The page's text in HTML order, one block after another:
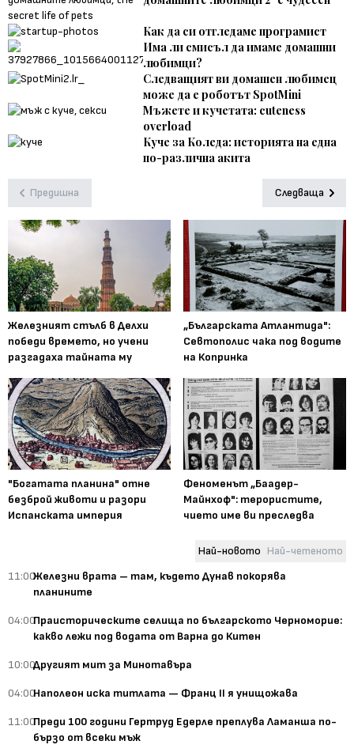
Как да си отгледаме програмист
Има ли смисъл да имаме домашни
любимци?
Следващият ви домашен любимец
може да е роботът SpotMini
Мъжете и кучетата: cuteness
overload
Куче за Коледа: историята на една
по-различна акита
Предишна Следваща
Железният стълб в Делхи
победи времето, но учени
разгадаха тайната му
„Българската Атлантида":
Севтополис чака под водите
на Копринка
"Богатата планина" отне
безброй животи и разори
Испанската империя
Феноменът „Баадер-
Майнхоф": терористите,
чието име ви преследва
Най-новото Най-четеното
11:00Железни врата – там, където Дунав покорява
планините
04:00Праисторическите селища по българското Черноморие:
какво лежи под водата от Варна до Китен
10:00Другият мит за Минотавъра
04:00Наполеон иска титлата — Франц II я унищожава
11:00Преди 100 години Гертруд Едерле преплува Ламанша по-
бързо от всеки мъж